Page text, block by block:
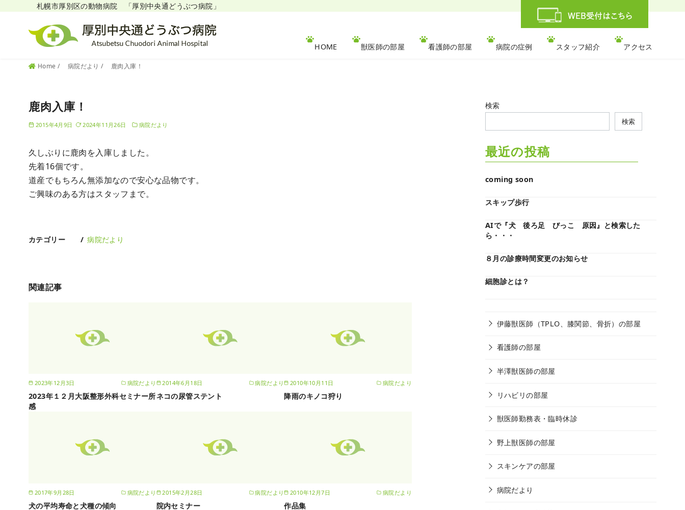
札幌市厚別区の動物病院 「厚別中央通どうぶつ病院」
HOME 獣医師の部屋 看護師の部屋 病院の症例 スタッフ紹介 アクセス
Home 病院だより 鹿肉入庫！
鹿肉入庫！
2015年4月9日 2024年11月26日 病院だより
久しぶりに鹿肉を入庫しました。
先着16個です。
道産でもちろん無添加なので安心な品物です。
ご興味のある方はスタッフまで。
カテゴリー 病院だより
関連記事
2023年12月3日 病院だより
2023年１２月大阪整形外科セミナー所
感
2014年6月18日 病院だより
ネコの尿管ステント
2010年10月11日 病院だより
降雨のキノコ狩り
2017年9月28日 病院だより
犬の平均寿命と犬種の傾向
2015年2月28日 病院だより
院内セミナー
2010年12月7日 病院だより
作品集
検索
検索
最近の投稿
coming soon
スキップ歩行
AIで『犬 後ろ足 びっこ 原因』と検索した
ら・・・
８月の診療時間変更のお知らせ
細胞診とは？
伊藤獣医師（TPLO、膝関節、骨折）の部屋
看護師の部屋
半澤獣医師の部屋
リハビリの部屋
獣医師勤務表・臨時休診
野上獣医師の部屋
スキンケアの部屋
病院だより